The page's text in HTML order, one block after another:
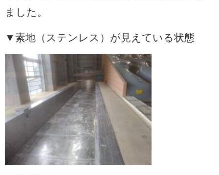
ました。
▼素地（ステンレス）が見えている状態